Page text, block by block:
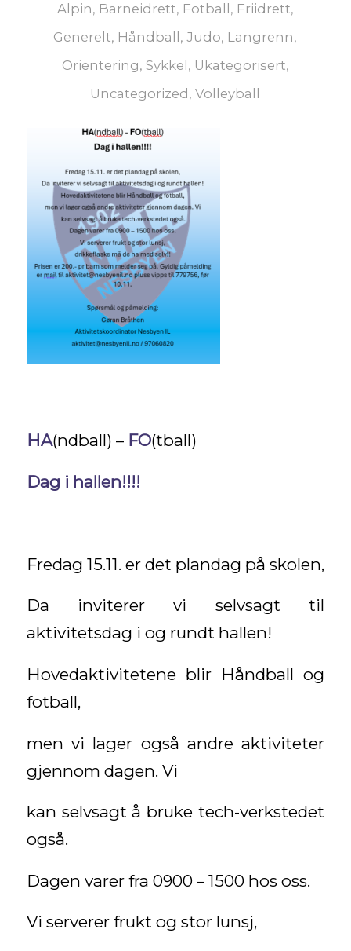
Alpin, Barneidrett, Fotball , Friidrett,
Generelt, Håndball ,Judo, Langrenn,
Orientering, Sykkel , Ukategorisert,
Uncategorized ,Volleyball
HA(ndball) – FO(tball)
Dag i hallen!!!!
Fredag 15.11. er det plandag på skolen,
Da inviterer vi selvsagt til
aktivitetsdag i og rundt hallen!
Hovedaktivitetene blir Håndball og
fotball,
men vi lager også andre aktiviteter
gjennom dagen. Vi
kan selvsagt å bruke tech-verkstedet
også.
Dagen varer fra 0900 – 1500 hos oss.
Vi serverer frukt og stor lunsj,